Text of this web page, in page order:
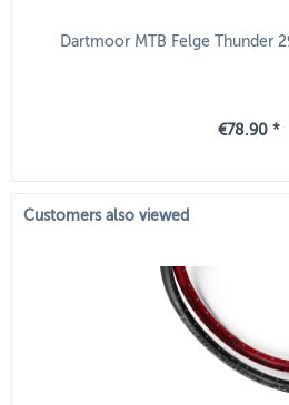
Dartmoor MTB Felge Thunder
€78.90 *
Customers also viewed